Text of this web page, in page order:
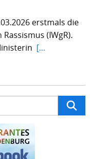
erstmals die
(IWgR).
[…
suchen